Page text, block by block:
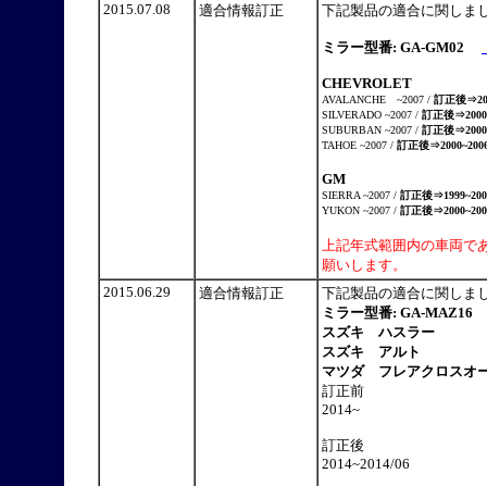
2015.07.08
適合情報訂正 下記製品の適合に関し
ミラー型番: GA-GM02
CHEVROLET
AVALANCHE ~2007 / 訂正後
SILVERADO ~2007 / 訂正後
SUBURBAN ~2007 / 訂正後
TAHOE ~2007 / 訂正後
GM
SIERRA ~2007 / 訂正後
YUKON ~2007 / 訂正後
上記年式範囲内の車両
願いします。
2015.06.29
適合情報訂正
下記製品の適合に関し
ミラー型番: GA-MAZ16
スズキ ハスラー
スズキ アルト
マツダ フレアクロスオ
訂正前
2014~
訂正後
2014~2014/06